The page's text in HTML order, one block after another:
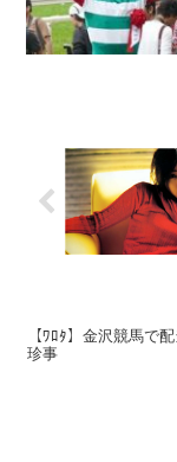
【ﾜﾛﾀ】金沢競馬
珍事